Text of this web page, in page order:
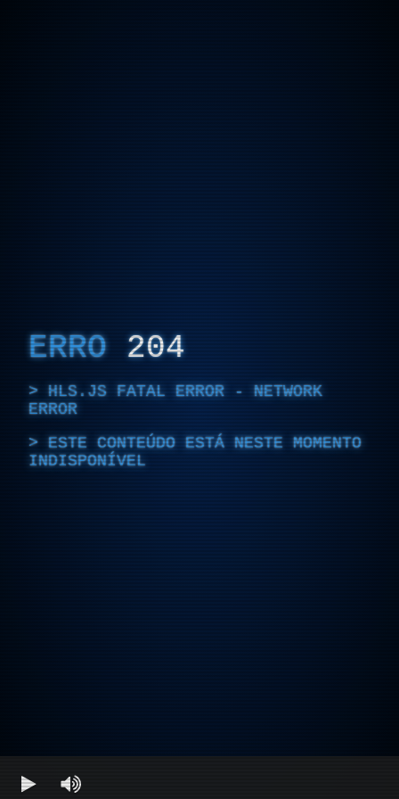
ERRO 204
HLS.JS FATAL ERROR - NETWORK
ERROR
ESTE CONTEÚDO ESTÁ NESTE MOMENTO
INDISPONÍVEL